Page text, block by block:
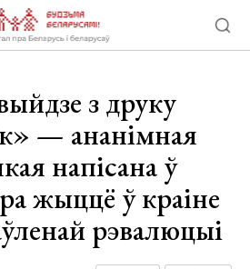
з друку
— ананімная
напісана ў
жыццё ў краіне
рэвалюцыі